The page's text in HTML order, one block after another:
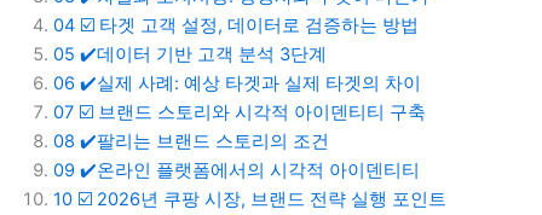
04 ☑️ 타겟 고객 설정, 데이터로 검증하는 방법
05 ✔️데이터 기반 고객 분석 3단계
06 ✔️실제 사례: 예상 타겟과 실제 타겟의 차이
07 ☑️ 브랜드 스토리와 시각적 아이덴티티 구축
08 ✔️팔리는 브랜드 스토리의 조건
09 ✔️온라인 플랫폼에서의 시각적 아이덴티티
10 ☑️ 2026년 쿠팡 시장, 브랜드 전략 실행 포인트